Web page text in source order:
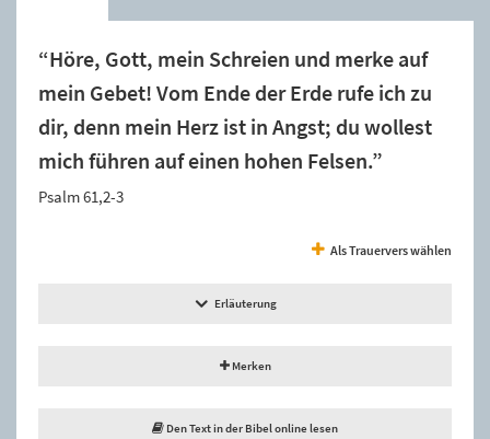
“Höre, Gott, mein Schreien und merke auf
mein Gebet! Vom Ende der Erde rufe ich zu
dir, denn mein Herz ist in Angst; du wollest
mich führen auf einen hohen Felsen.”
Psalm 61,2-3
Als Trauervers wählen
Erläuterung
Merken
Den Text in der Bibel online lesen